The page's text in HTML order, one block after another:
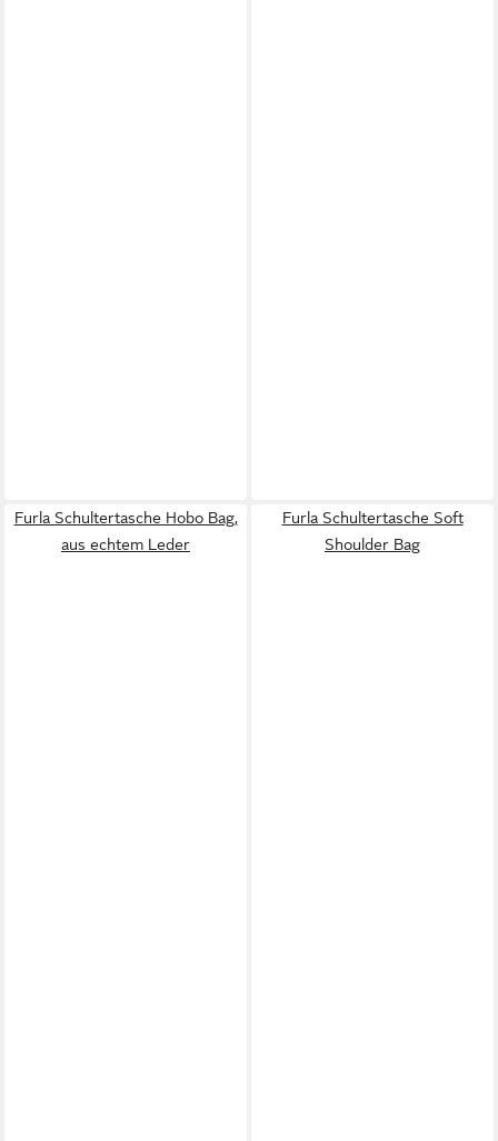
Furla Schultertasche Hobo Bag,
aus echtem Leder
Furla Schultertasche Soft
Shoulder Bag